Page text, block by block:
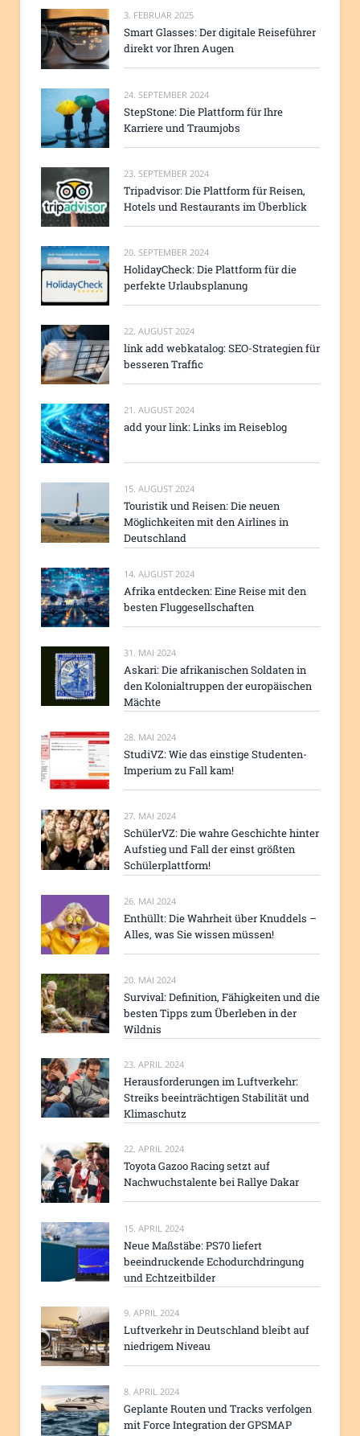
3. FEBRUAR 2025
Smart Glasses: Der digitale Reiseführer
direkt vor Ihren Augen
24. SEPTEMBER 2024
StepStone: Die Plattform für Ihre
Karriere und Traumjobs
23. SEPTEMBER 2024
Tripadvisor: Die Plattform für Reisen,
Hotels und Restaurants im Überblick
20. SEPTEMBER 2024
HolidayCheck: Die Plattform für die
perfekte Urlaubsplanung
22. AUGUST 2024
link add webkatalog: SEO-Strategien für
besseren Traffic
21. AUGUST 2024
add your link: Links im Reiseblog
15. AUGUST 2024
Touristik und Reisen: Die neuen
Möglichkeiten mit den Airlines in
Deutschland
14. AUGUST 2024
Afrika entdecken: Eine Reise mit den
besten Fluggesellschaften
31. MAI 2024
Askari: Die afrikanischen Soldaten in
den Kolonialtruppen der europäischen
Mächte
28. MAI 2024
StudiVZ: Wie das einstige Studenten-
Imperium zu Fall kam!
27. MAI 2024
SchülerVZ: Die wahre Geschichte hinter
Aufstieg und Fall der einst größten
Schülerplattform!
26. MAI 2024
Enthüllt: Die Wahrheit über Knuddels –
Alles, was Sie wissen müssen!
20. MAI 2024
Survival: Definition, Fähigkeiten und die
besten Tipps zum Überleben in der
Wildnis
23. APRIL 2024
Herausforderungen im Luftverkehr:
Streiks beeinträchtigen Stabilität und
Klimaschutz
22. APRIL 2024
Toyota Gazoo Racing setzt auf
Nachwuchstalente bei Rallye Dakar
15. APRIL 2024
Neue Maßstäbe: PS70 liefert
beeindruckende Echodurchdringung
und Echtzeitbilder
9. APRIL 2024
Luftverkehr in Deutschland bleibt auf
niedrigem Niveau
8. APRIL 2024
Geplante Routen und Tracks verfolgen
mit Force Integration der GPSMAP